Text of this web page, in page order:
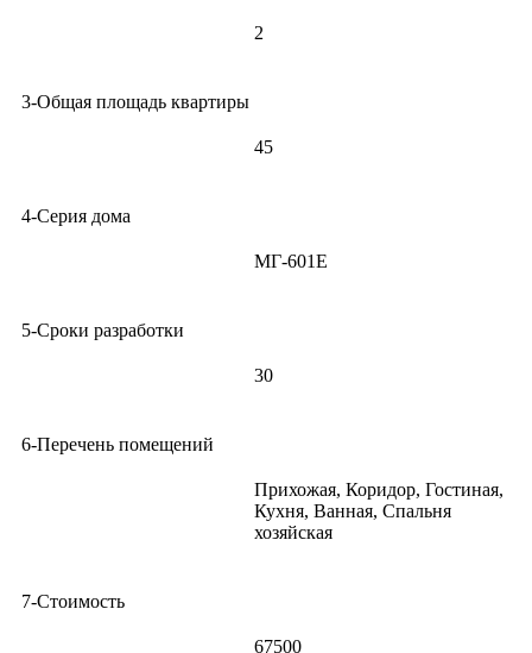
2
3-Общая площадь квартиры
45
4-Серия дома
МГ-601Е
5-Сроки разработки
30
6-Перечень помещений
Прихожая, Коридор, Гостиная,
Кухня, Ванная, Спальня
хозяйская
7-Стоимость
67500